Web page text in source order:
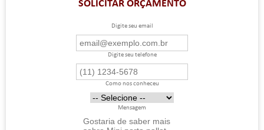
SOLICITAR ORÇAMENTO
Digite seu email
Digite seu telefone
Como nos conheceu
Mensagem